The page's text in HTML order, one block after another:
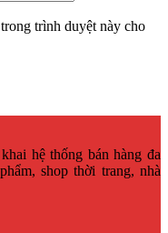
trình duyệt này cho
hệ thống bán hàng đa
shop thời trang, nhà